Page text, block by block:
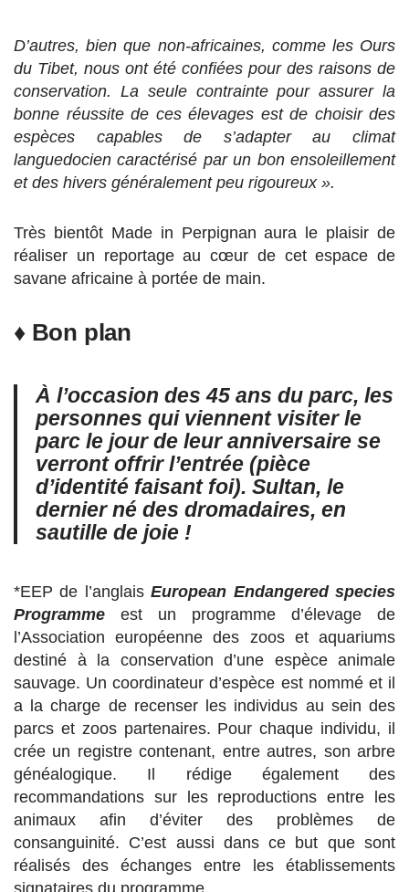
D’autres, bien que non-africaines, comme les Ours
du Tibet, nous ont été confiées pour des raisons de
conservation. La seule contrainte pour assurer la
bonne réussite de ces élevages est de choisir des
espèces capables de s’adapter au climat
languedocien caractérisé par un bon ensoleillement
et des hivers généralement peu rigoureux ».
Très bientôt Made in Perpignan aura le plaisir de
réaliser un reportage au cœur de cet espace de
savane africaine à portée de main.
♦ Bon plan
À l’occasion des 45 ans du parc, les
personnes qui viennent visiter le
parc le jour de leur anniversaire se
verront offrir l’entrée (pièce
d’identité faisant foi). Sultan, le
dernier né des dromadaires, en
sautille de joie !
*EEP de l’anglaisEuropean Endangered species
Programme est un programme d’élevage de
l’Association européenne des zoos et aquariums
destiné à la conservation d’une espèce animale
sauvage. Un coordinateur d’espèce est nommé et il
a la charge de recenser les individus au sein des
parcs et zoos partenaires. Pour chaque individu, il
crée un registre contenant, entre autres, son arbre
généalogique. Il rédige également des
recommandations sur les reproductions entre les
animaux afin d’éviter des problèmes de
consanguinité. C’est aussi dans ce but que sont
réalisés des échanges entre les établissements